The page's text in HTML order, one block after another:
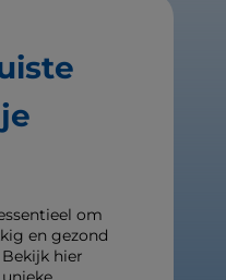
om
en gezond
hier